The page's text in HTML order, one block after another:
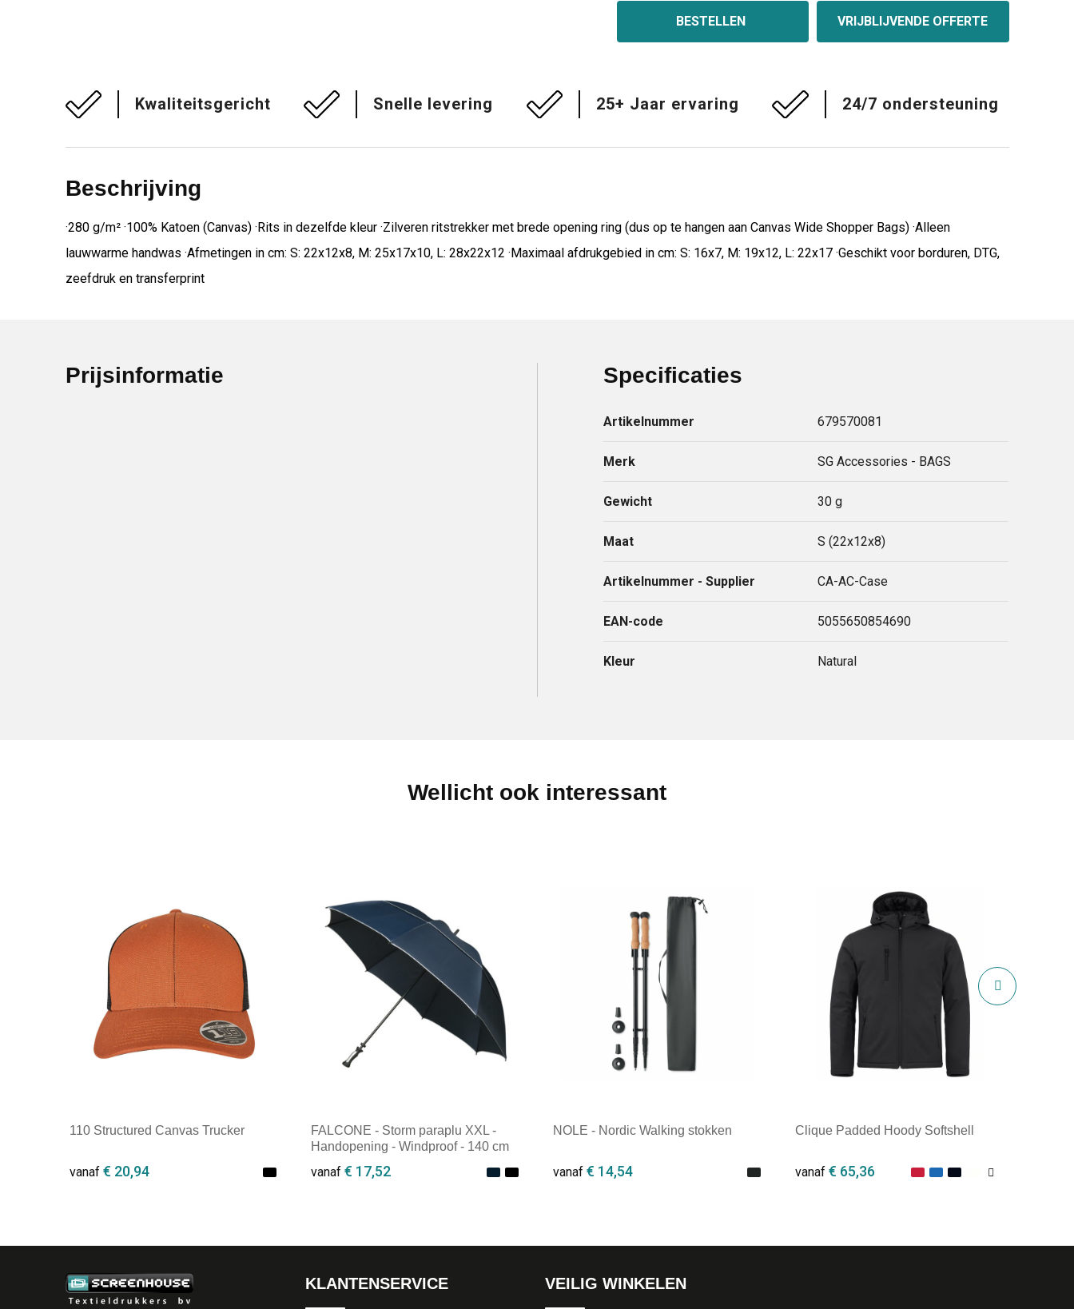
BESTELLEN VRIJBLIJVENDE OFFERTE
Kwaliteitsgericht Snelle levering 25+ Jaar ervaring 24/7 ondersteuning
Beschrijving
·280 g/m² ·100% Katoen (Canvas) ·Rits in dezelfde kleur ·Zilveren ritstrekker met brede opening ring (dus op te hangen aan Canvas Wide Shopper Bags) ·Alleen
lauwwarme handwas ·Afmetingen in cm: S: 22x12x8, M: 25x17x10, L: 28x22x12 ·Maximaal afdrukgebied in cm: S: 16x7, M: 19x12, L: 22x17 ·Geschikt voor borduren, DTG,
zeefdruk en transferprint
Prijsinformatie Specificaties
Artikelnummer 679570081
Merk SG Accessories - BAGS
Gewicht 30 g
Maat S (22x12x8)
Artikelnummer - Supplier CA-AC-Case
EAN-code 5055650854690
Kleur Natural
Wellicht ook interessant
110 Structured Canvas Trucker
vanaf € 20,94
FALCONE - Storm paraplu XXL -
Handopening - Windproof - 140 cm
vanaf€ 17,52
NOLE - Nordic Walking stokken
vanaf € 14,54
Clique Padded Hoody Softshell
vanaf € 65,36
KLANTENSERVICE VEILIG WINKELEN